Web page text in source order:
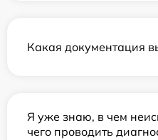
Какая документация
Я уже знаю, в чем
чего проводить